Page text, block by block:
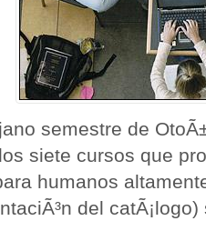
semestre de
siete cursos que
humanos
del catÃ¡logo)